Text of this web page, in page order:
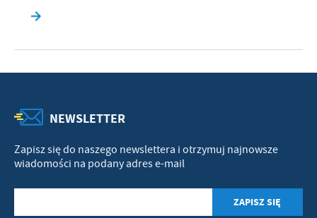
NEWSLETTER
Zapisz się do naszego newslettera i otrzymuj najnowsze
wiadomości na podany adres e-mail